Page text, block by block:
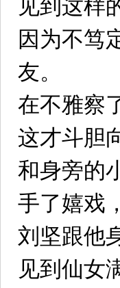
见到这样
因为不笃
友。
在不雅察
这才斗胆
和身旁的
手了嬉戏
刘坚跟他
见到仙女